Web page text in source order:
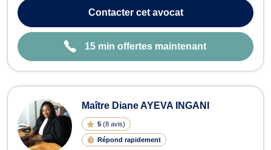
des étrangers, droit des contrats, droit des sociétés, droit fiscal,
droit pénal, droit ban...Contactercet avocat
15 min offertes maintenant
Maître Diane AYEVA INGANI
5 (8 avis)
Répond rapidement